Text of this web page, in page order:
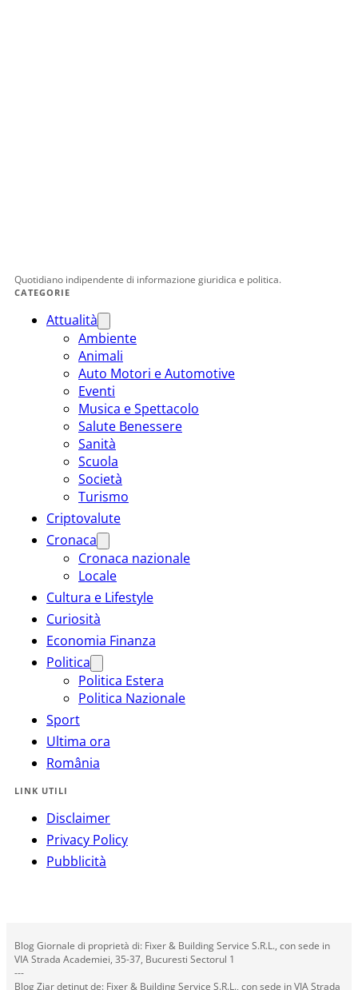
Quotidiano indipendente di informazione giuridica e politica.
CATEGORIE
Attualità
Ambiente
Animali
Auto Motori e Automotive
Eventi
Musica e Spettacolo
Salute Benessere
Sanità
Scuola
Società
Turismo
Criptovalute
Cronaca
Cronaca nazionale
Locale
Cultura e Lifestyle
Curiosità
Economia Finanza
Politica
Politica Estera
Politica Nazionale
Sport
Ultima ora
România
LINK UTILI
Disclaimer
Privacy Policy
Pubblicità
Blog Giornale di proprietà di: Fixer & Building Service S.R.L., con sede in
VIA Strada Academiei, 35-37, Bucuresti Sectorul 1
---
Blog Ziar deținut de: Fixer & Building Service S.R.L., con sede in VIA Strada